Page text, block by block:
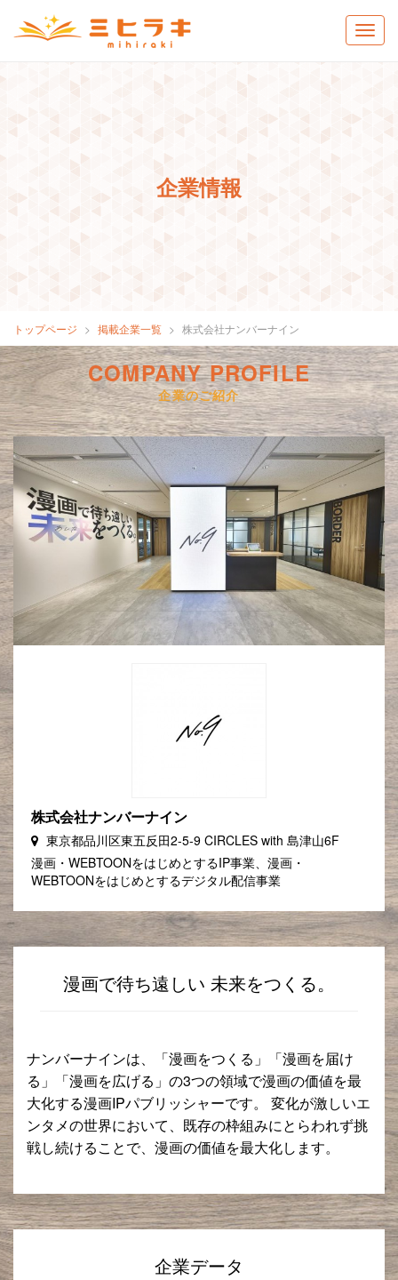
企業情報
トップページ 掲載企業一覧 株式会社ナンバーナイン
COMPANY PROFILE
企業のご紹介
株式会社ナンバーナイン
東京都品川区東五反田2-5-9 CIRCLES with 島津山6F
漫画・WEBTOONをはじめとするIP事業、漫画・
WEBTOONをはじめとするデジタル配信事業
漫画で待ち遠しい 未来をつくる。
ナンバーナインは、「漫画をつくる」「漫画を届け
る」「漫画を広げる」の3つの領域で漫画の価値を最
大化する漫画IPパブリッシャーです。 変化が激しいエ
ンタメの世界において、既存の枠組みにとらわれず挑
戦し続けることで、漫画の価値を最大化します。
企業データ